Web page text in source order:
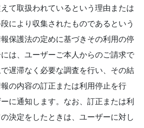
て取扱われているという理由または
により収集されたものであるという
保護法の定めに基づきその利用の停
は、ユーザーご本人からのご請求で
遅滞なく必要な調査を行い、その結
の内容の訂正または利用停止を行
に通知します。なお、訂正または利
決定をしたときは、ユーザーに対し